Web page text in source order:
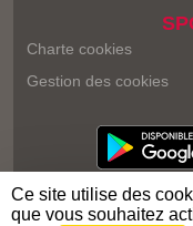
Charte cookies
Gestion des cookies
Ce site utilise des
que vous souhaitez